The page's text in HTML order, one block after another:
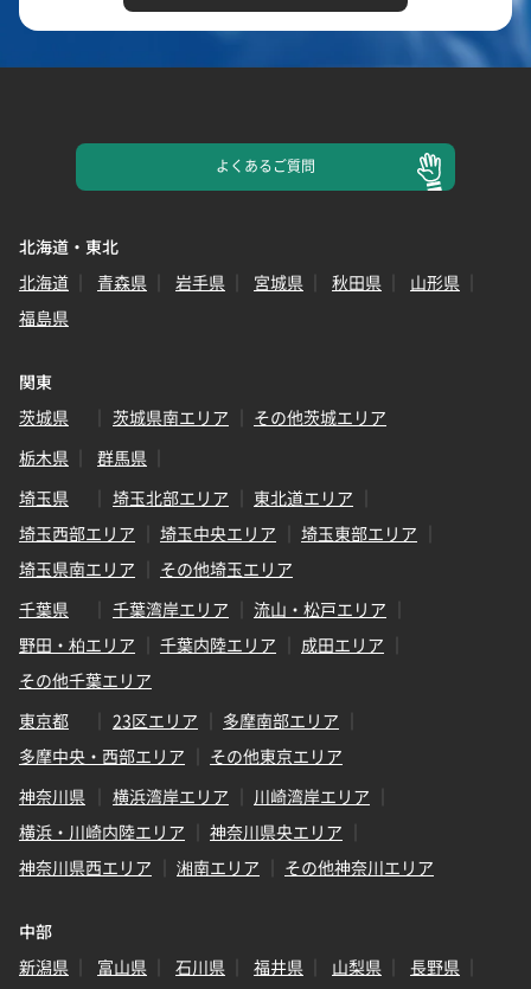
よくあるご質問
北海道・東北
北海道
青森県 岩手県 宮城県 秋田県
山形県
福島県
関東
茨城県
茨城県南エリア
その他茨城エリア
栃木県
群馬県
埼玉県
埼玉北部エリア
東北道エリア
埼玉西部エリア
埼玉中央エリア
埼玉東部エリア
埼玉県南エリア
その他埼玉エリア
千葉県
千葉湾岸エリア
流山・松戸エリア
野田・柏エリア
千葉内陸エリア
成田エリア
その他千葉エリア
東京都
23区エリア
多摩南部エリア
多摩中央・西部エリア
その他東京エリア
神奈川県
横浜湾岸エリア
川崎湾岸エリア
横浜・川崎内陸エリア
神奈川県央エリア
神奈川県西エリア
湘南エリア その他神奈川エリア
中部
新潟県
富山県 石川県 福井県 山梨県
長野県